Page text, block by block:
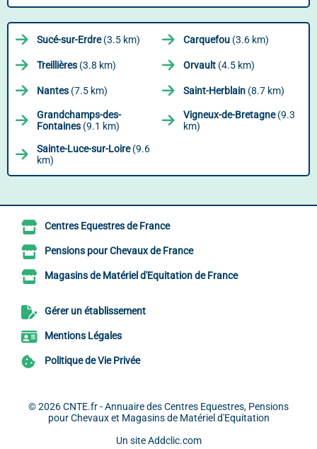
Sucé-sur-Erdre(3.5 km) Carquefou (3.6 km)
Treillières (3.8 km) Orvault (4.5 km)
Nantes (7.5 km) Saint-Herblain (8.7 km)
Grandchamps-des-
Fontaines (9.1 km)
Vigneux-de-Bretagne(9.3
km)
Sainte-Luce-sur-Loire(9.6
km)
Centres Equestres de France
Pensions pour Chevaux de France
Magasins de Matériel d'Equitation de France
Gérer un établissement
Mentions Légales
Politique de Vie Privée
© 2026CNTE.fr - Annuaire des Centres Equestres, Pensions
pour Chevaux et Magasins de Matériel d'Equitation
Un site Addclic.com